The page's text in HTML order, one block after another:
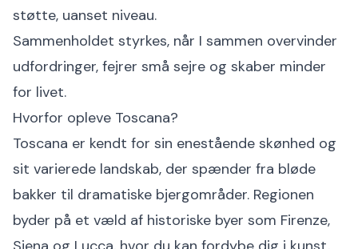
støtte, uanset niveau.
Sammenholdet styrkes, når I sammen overvinder
udfordringer, fejrer små sejre og skaber minder
for livet.
Hvorfor opleve Toscana?
Toscana er kendt for sin enestående skønhed og
sit varierede landskab, der spænder fra bløde
bakker til dramatiske bjergområder. Regionen
byder på et væld af historiske byer som Firenze,